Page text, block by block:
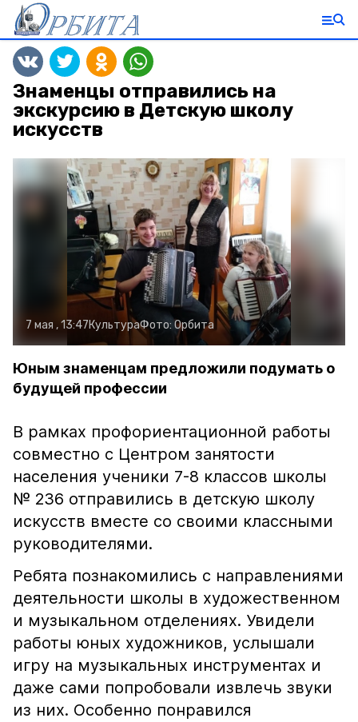
Знаменцы отправились на
экскурсию в Детскую школу
искусств
7 мая , 13:47КультураФото: Орбита
Юным знаменцам предложили подумать о
будущей профессии
В рамках профориентационной работы
совместно с Центром занятости
населения ученики 7-8 классов школы
№ 236 отправились в детскую школу
искусств вместе со своими классными
руководителями.
Ребята познакомились с направлениями
деятельности школы в художественном
и музыкальном отделениях. Увидели
работы юных художников, услышали
игру на музыкальных инструментах и
даже сами попробовали извлечь звуки
из них. Особенно понравился